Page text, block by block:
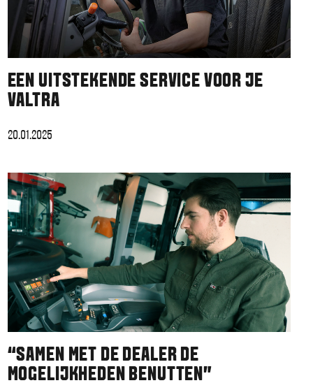
EEN UITSTEKENDE SERVICE VOOR JE
VALTRA
20.01.2025
“SAMEN MET DE DEALER DE
MOGELIJKHEDEN BENUTTEN”